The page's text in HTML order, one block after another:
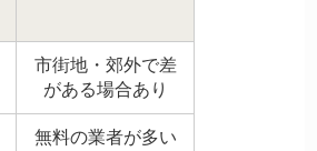
市街地・郊外で差
がある場合あり
無料の業者が多い